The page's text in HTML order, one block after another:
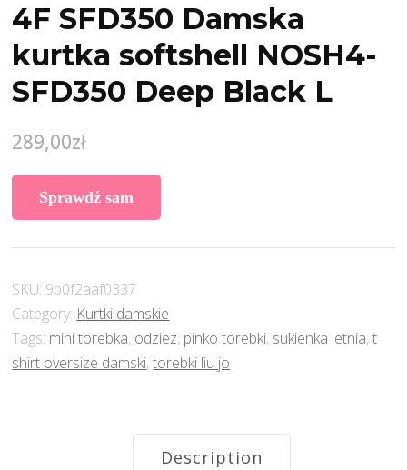
4F SFD350 Damska
kurtka softshell NOSH4-
SFD350 Deep Black L
289,00zł
Sprawdź sam
SKU: 9b0f2aaf0337
Category: Kurtki damskie
Tags: mini torebka, odziez, pinko torebki, sukienka letnia,t
shirt oversize damski,torebki liu jo
Description